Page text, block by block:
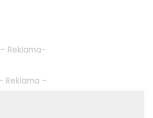
– Reklama-
Reklama –